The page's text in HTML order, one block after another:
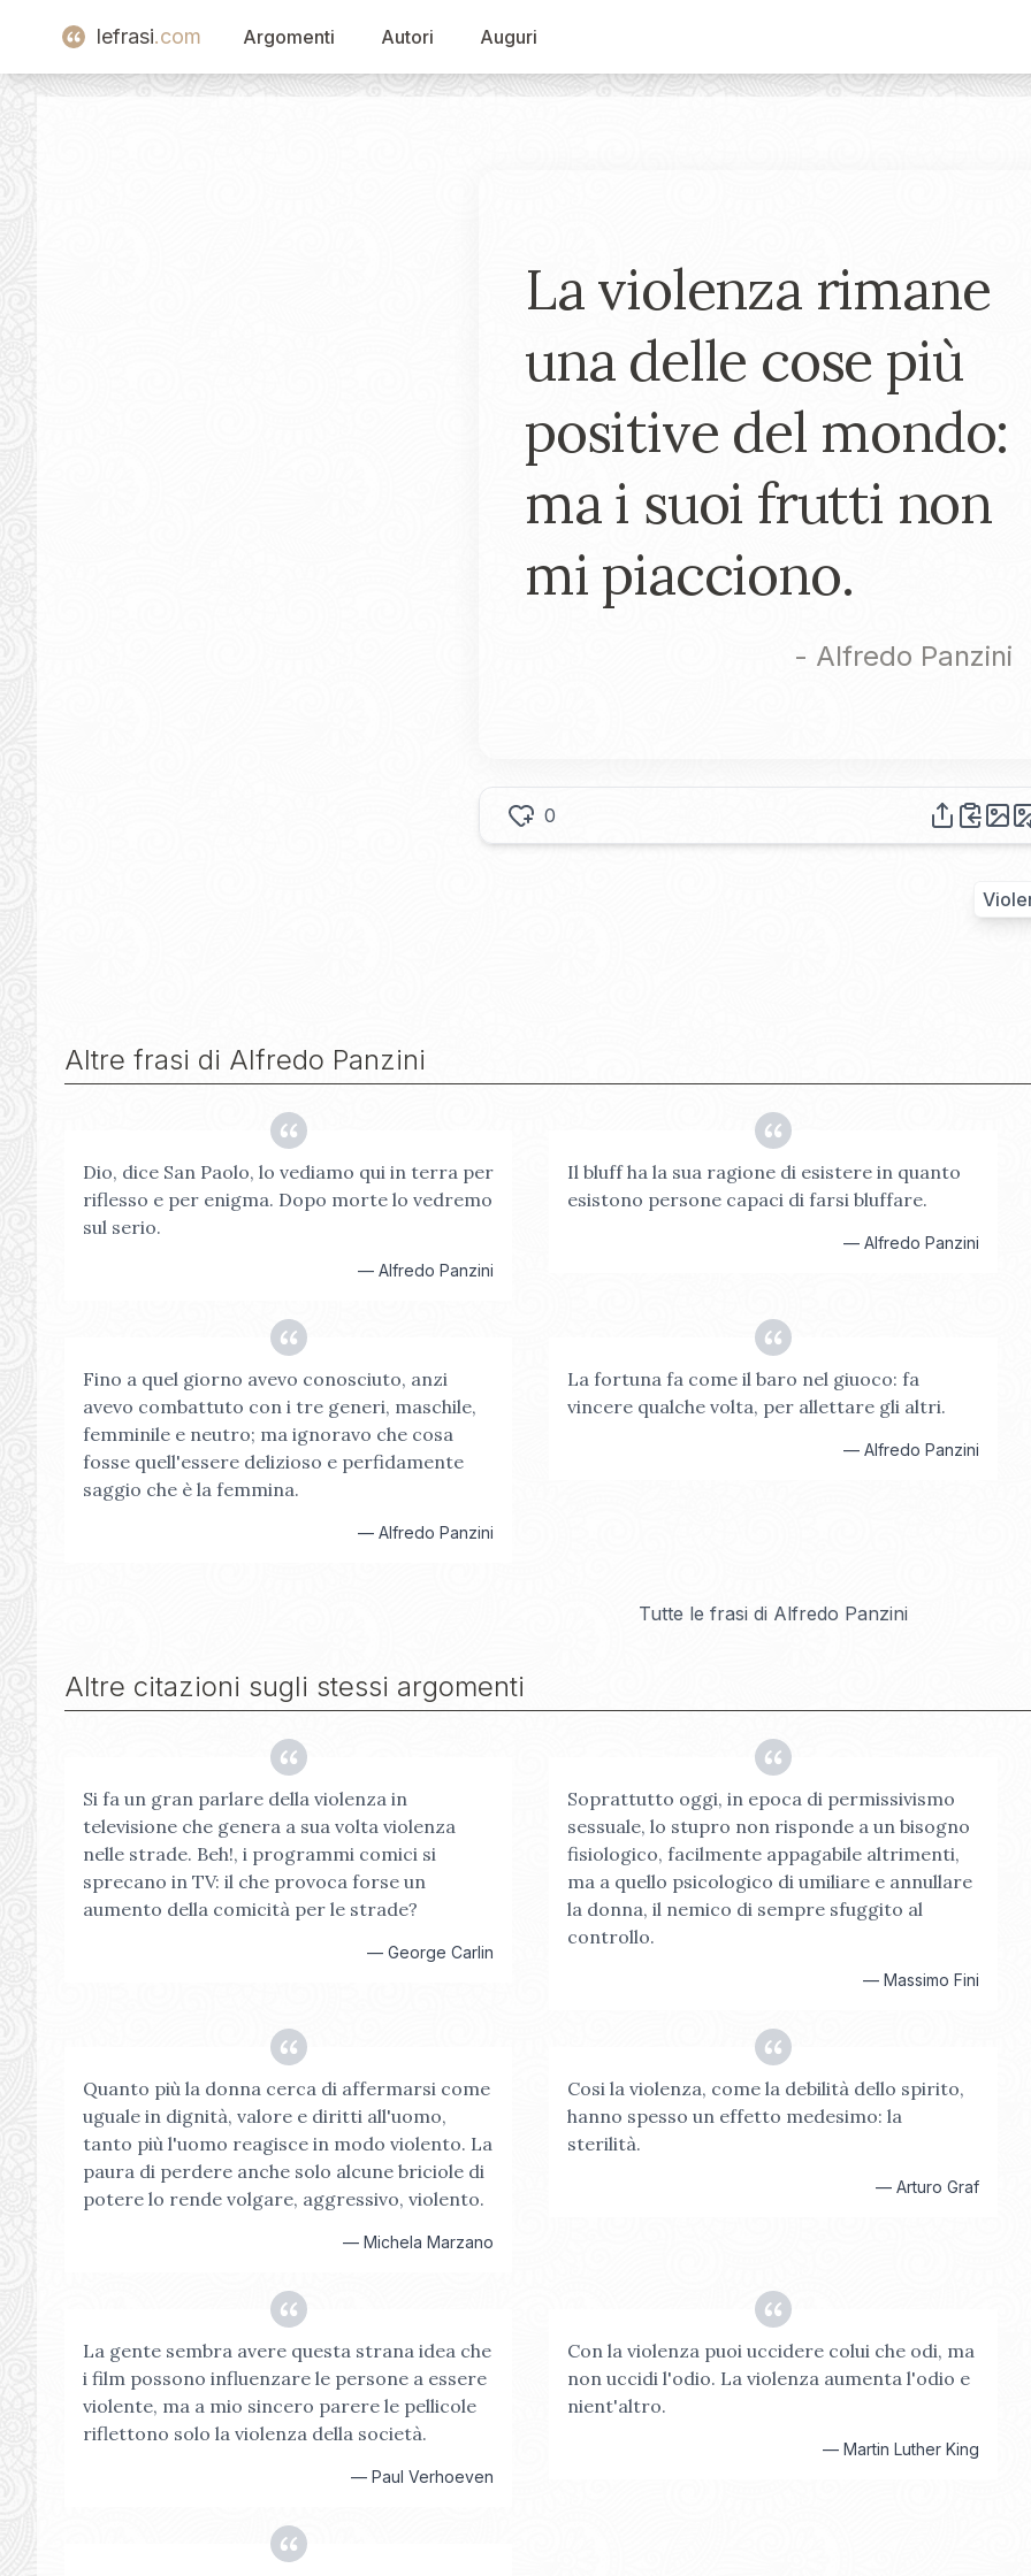
lefrasi.com Argomenti Autori Auguri
La violenza rimane
una delle cose più
positive del mondo:
ma i suoi frutti non
mi piacciono.
- Alfredo Panzini
0
Altre frasi di Alfredo Panzini
Dio, dice San Paolo, lo vediamo qui in terra per
riflesso e per enigma. Dopo morte lo vedremo
sul serio.
—Alfredo Panzini
Il bluff ha la sua ragione di esistere in quanto
esistono persone capaci di farsi bluffare.
— Alfredo Panzini
Fino a quel giorno avevo conosciuto, anzi
avevo combattuto con i tre generi, maschile,
femminile e neutro; ma ignoravo che cosa
fosse quell'essere delizioso e perfidamente
saggio che è la femmina.
—Alfredo Panzini
La fortuna fa come il baro nel giuoco: fa
vincere qualche volta, per allettare gli altri.
— Alfredo Panzini
Tutte le frasi di Alfredo Panzini
Altre citazioni sugli stessi argomenti
Si fa un gran parlare della violenza in
televisione che genera a sua volta violenza
nelle strade. Beh!, i programmi comici si
sprecano in TV: il che provoca forse un
aumento della comicità per le strade?
—George Carlin
Soprattutto oggi, in epoca di permissivismo
sessuale, lo stupro non risponde a un bisogno
fisiologico, facilmente appagabile altrimenti,
ma a quello psicologico di umiliare e annullare
la donna, il nemico di sempre sfuggito al
controllo.
— Massimo Fini
Quanto più la donna cerca di affermarsi come
uguale in dignità, valore e diritti all'uomo,
tanto più l'uomo reagisce in modo violento. La
paura di perdere anche solo alcune briciole di
potere lo rende volgare, aggressivo, violento.
—Michela Marzano
Cosi la violenza, come la debilità dello spirito,
hanno spesso un effetto medesimo: la
sterilità.
— Arturo Graf
La gente sembra avere questa strana idea che
i film possono influenzare le persone a essere
violente, ma a mio sincero parere le pellicole
riflettono solo la violenza della società.
—Paul Verhoeven
Con la violenza puoi uccidere colui che odi, ma
non uccidi l'odio. La violenza aumenta l'odio e
nient'altro.
— Martin Luther King